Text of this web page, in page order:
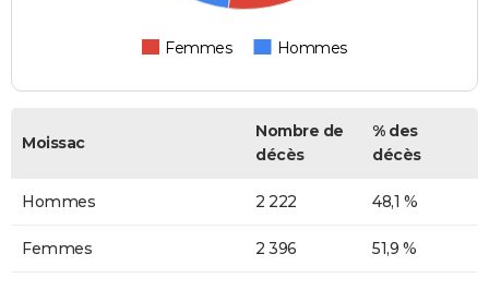
Femmes Hommes
Moissac
Nombre de
décès
% des
décès
Hommes 2 222 48,1 %
Femmes 2 396 51,9 %